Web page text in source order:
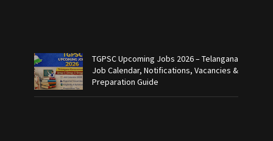
TGPSC Upcoming Jobs 2026 – Telangana
Job Calendar, Notifications, Vacancies &
Preparation Guide